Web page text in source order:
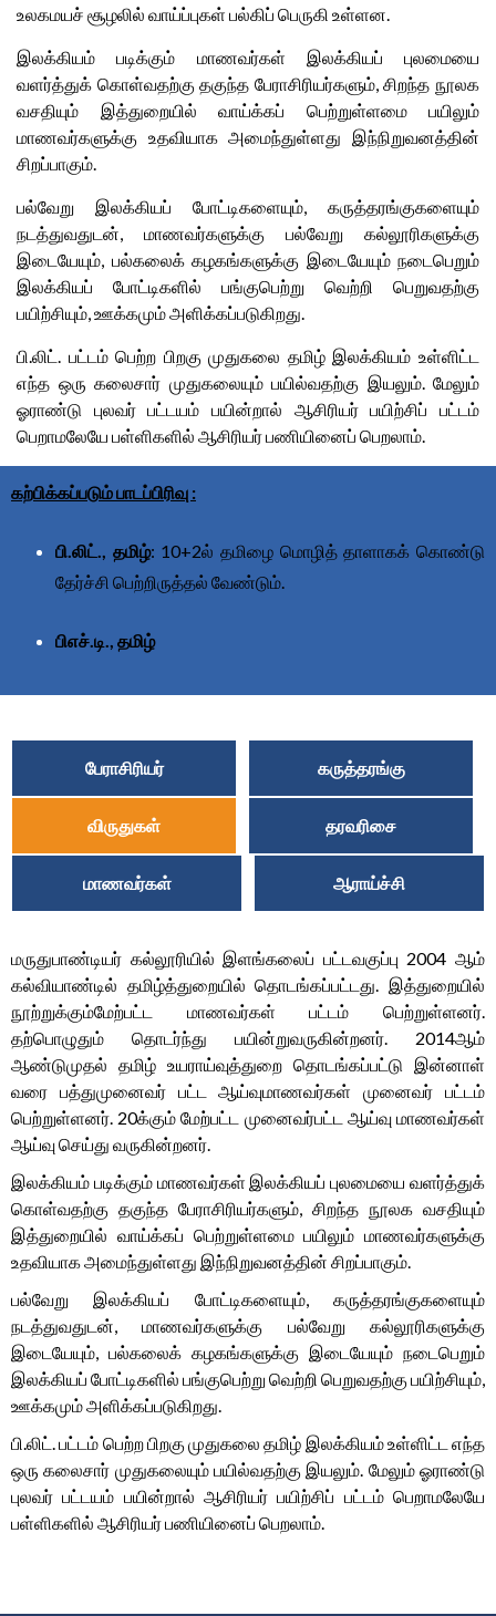
உலகமயச் சூழலில் வாய்ப்புகள் பல்கிப் பெருகி உள்ளன.
இலக்கியம் படிக்கும் மாணவர்கள் இலக்கியப் புலமையை
வளர்த்துக் கொள்வதற்கு தகுந்த பேராசிரியர்களும், சிறந்த நூலக
வசதியும் இத்துறையில் வாய்க்கப் பெற்றுள்ளமை பயிலும்
மாணவர்களுக்கு உதவியாக அமைந்துள்ளது இந்நிறுவனத்தின்
சிறப்பாகும்.
பல்வேறு இலக்கியப் போட்டிகளையும், கருத்தரங்குகளையும்
நடத்துவதுடன், மாணவர்களுக்கு பல்வேறு கல்லூரிகளுக்கு
இடையேயும், பல்கலைக் கழகங்களுக்கு இடையேயும் நடைபெறும்
இலக்கியப் போட்டிகளில் பங்குபெற்று வெற்றி பெறுவதற்கு
பயிற்சியும், ஊக்கமும் அளிக்கப்படுகிறது.
பி.லிட். பட்டம் பெற்ற பிறகு முதுகலை தமிழ் இலக்கியம் உள்ளிட்ட
எந்த ஒரு கலைசார் முதுகலையும் பயில்வதற்கு இயலும். மேலும்
ஓராண்டு புலவர் பட்டயம் பயின்றால் ஆசிரியர் பயிற்சிப் பட்டம்
பெறாமலேயே பள்ளிகளில் ஆசிரியர் பணியினைப் பெறலாம்.
கற்பிக்கப்படும் பாடப்பிரிவு :
பி.லிட்., தமிழ்: 10+2ல் தமிழை மொழித் தாளாகக் கொண்டு
தேர்ச்சி பெற்றிருத்தல் வேண்டும்.
பிஎச்.டி., தமிழ்
பேராசிரியர் கருத்தரங்கு
விருதுகள் தரவரிசை
மாணவர்கள் ஆராய்ச்சி
மருதுபாண்டியர் கல்லூரியில் இளங்கலைப் பட்டவகுப்பு 2004 ஆம்
கல்வியாண்டில் தமிழ்த்துறையில் தொடங்கப்பட்டது. இத்துறையில்
நூற்றுக்கும்மேற்பட்ட மாணவர்கள் பட்டம் பெற்றுள்ளனர்.
தற்பொழுதும் தொடர்ந்து பயின்றுவருகின்றனர். 2014ஆம்
ஆண்டுமுதல் தமிழ் உயராய்வுத்துறை தொடங்கப்பட்டு இன்னாள்
வரை பத்துமுனைவர் பட்ட ஆய்வுமாணவர்கள் முனைவர் பட்டம்
பெற்றுள்ளனர். 20க்கும் மேற்பட்ட முனைவர்பட்ட ஆய்வு மாணவர்கள்
ஆய்வு செய்து வருகின்றனர்.
இலக்கியம் படிக்கும் மாணவர்கள் இலக்கியப் புலமையை வளர்த்துக்
கொள்வதற்கு தகுந்த பேராசிரியர்களும், சிறந்த நூலக வசதியும்
இத்துறையில் வாய்க்கப் பெற்றுள்ளமை பயிலும் மாணவர்களுக்கு
உதவியாக அமைந்துள்ளது இந்நிறுவனத்தின் சிறப்பாகும்.
பல்வேறு இலக்கியப் போட்டிகளையும், கருத்தரங்குகளையும்
நடத்துவதுடன், மாணவர்களுக்கு பல்வேறு கல்லூரிகளுக்கு
இடையேயும், பல்கலைக் கழகங்களுக்கு இடையேயும் நடைபெறும்
இலக்கியப் போட்டிகளில் பங்குபெற்று வெற்றி பெறுவதற்கு பயிற்சியும்,
ஊக்கமும் அளிக்கப்படுகிறது.
பி.லிட். பட்டம் பெற்ற பிறகு முதுகலை தமிழ் இலக்கியம் உள்ளிட்ட எந்த
ஒரு கலைசார் முதுகலையும் பயில்வதற்கு இயலும். மேலும் ஓராண்டு
புலவர் பட்டயம் பயின்றால் ஆசிரியர் பயிற்சிப் பட்டம் பெறாமலேயே
பள்ளிகளில் ஆசிரியர் பணியினைப் பெறலாம்.